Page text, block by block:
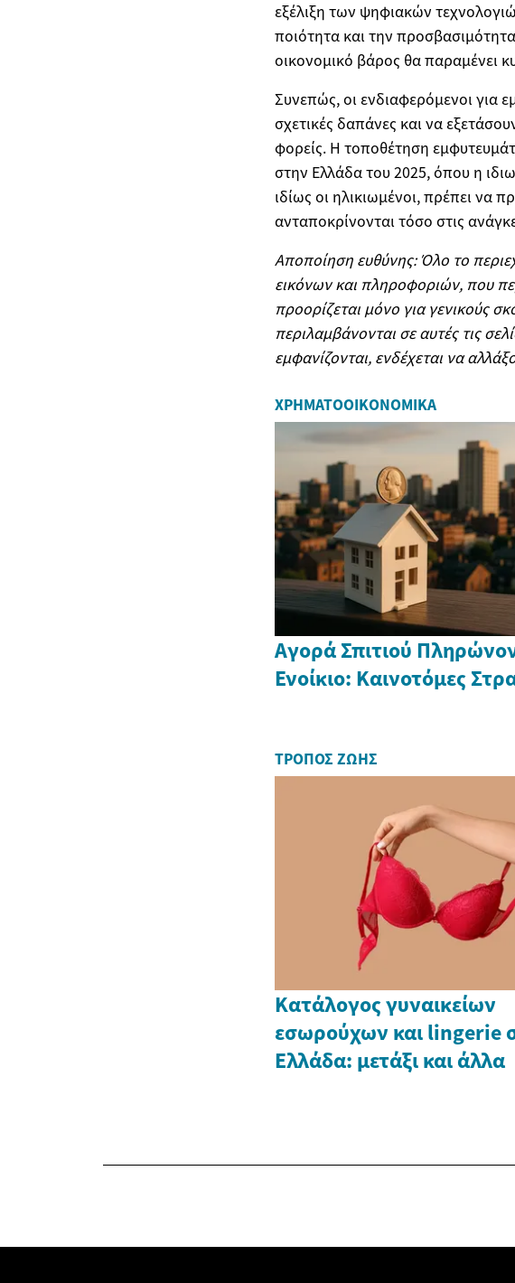
εξέλιξη των ψηφιακών
ποιότητα και την
οικονομικό βάρος θα παραμένει
Συνεπώς, οι ενδιαφερόμενοι για
σχετικές δαπάνες και να
φορείς. Η τοποθέτηση
στην Ελλάδα του 2025, όπου η
ιδίως οι ηλικιωμένοι, πρέπει να
ανταποκρίνονται τόσο στις
Αποποίηση ευθύνης: Όλο το
εικόνων και πληροφοριών, που
προορίζεται μόνο για γενικούς
περιλαμβάνονται σε αυτές τις
εμφανίζονται, ενδέχεται να
ΧΡΗΜΑΤΟΟΙΚΟΝΟΜΙΚΆ
Αγορά Σπιτιού
Ενοίκιο: Καινοτόμες
ΤΡΌΠΟΣ ΖΩΉΣ
Κατάλογος γυναικείων
εσωρούχων και lingerie
Ελλάδα: μετάξι και άλλα